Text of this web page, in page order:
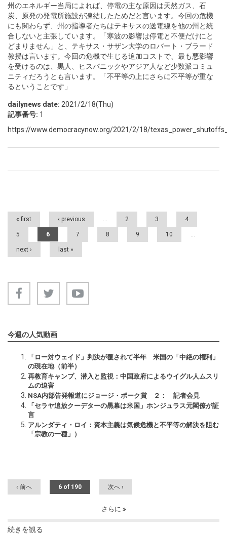
州のエネルギー当局によれば、停電の主な原因は天然ガス、石
炭、原発の発電所施設が凍結したためだと言います。今回の危機
にも関わらず、州の指導者たちはテキサスの送電線を他の州と統
合しないと主張しています。「寒波の影響は停電と不便だけにと
どまりません」と、テキサス・サザン大学のロバート・ブラード
教授は言います。今回の危機で生じる追加コストで、最も悪影響
を受けるのは、黒人、ヒスパニックやアジア人など少数派コミュ
ニティだろうとも言います。「不平等の上にさらに不平等が重な
るということです」
dailynews date: 2021/2/18(Thu)
記事番号: 1
https://www.democracynow.org/2021/2/18/
« first ‹ previous … 2 3 4
5 6 7 8 9 10 …
next › last »
今週の人気動画
「ロー対ウェイド」判決が覆されて半年 米国の「中絶の権利」
の現在地（前半）
再教育キャンプ、潜入と監視：中国政府によるウイグル人ムスリ
ムの迫害
NSA内部告発報道にジョージ・ポーク賞 ２： 記者会見
「セラヤ追放クーデターの黒幕は米国」ホンジュラス元閣僚が証
言
アルンダティ・ロイ：資本主義は気候危機と不平等の解決を阻む
「宗教の一種」）
‹ 前へ 6 of 190 次へ ›
さらに
続きを観る